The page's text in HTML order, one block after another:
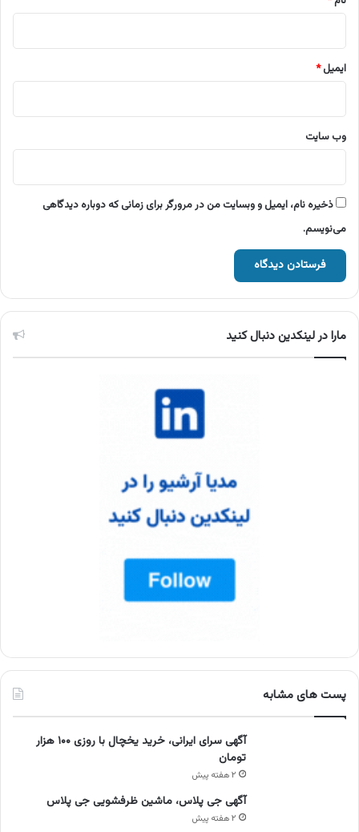
ایمیل*
وب‌ سایت
ذخیره نام، ایمیل و وبسایت من در مرورگر برای زمانی که دوباره دیدگاهی
می‌نویسم.
مارا در لینکدین دنبال کنید
پست های مشابه
آگهی سرای ایرانی، خرید یخچال با روزی ۱۰۰ هزار
تومان
۲ هفته پیش
آگهی جی پلاس، ماشین ظرفشویی جی پلاس
۲ هفته پیش